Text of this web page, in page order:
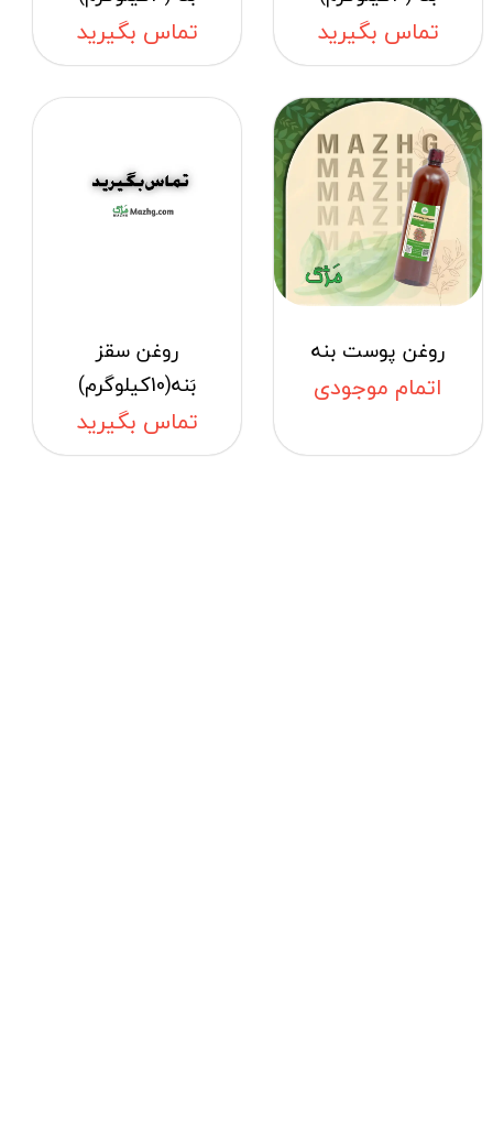
تماس بگیرید تماس بگیرید
روغن پوست بنه
اتمام موجودی
روغن سقز
بَنه(10کیلوگرم)
تماس بگیرید